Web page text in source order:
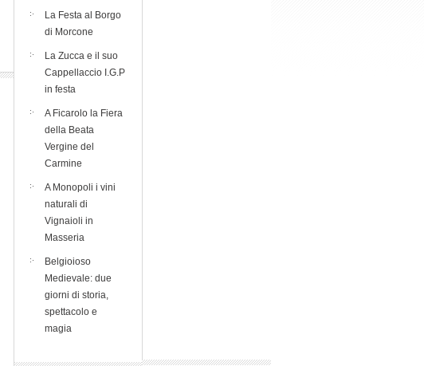
La Festa al Borgo
di Morcone
La Zucca e il suo
Cappellaccio I.G.P
in festa
A Ficarolo la Fiera
della Beata
Vergine del
Carmine
A Monopoli i vini
naturali di
Vignaioli in
Masseria
Belgioioso
Medievale: due
giorni di storia,
spettacolo e
magia